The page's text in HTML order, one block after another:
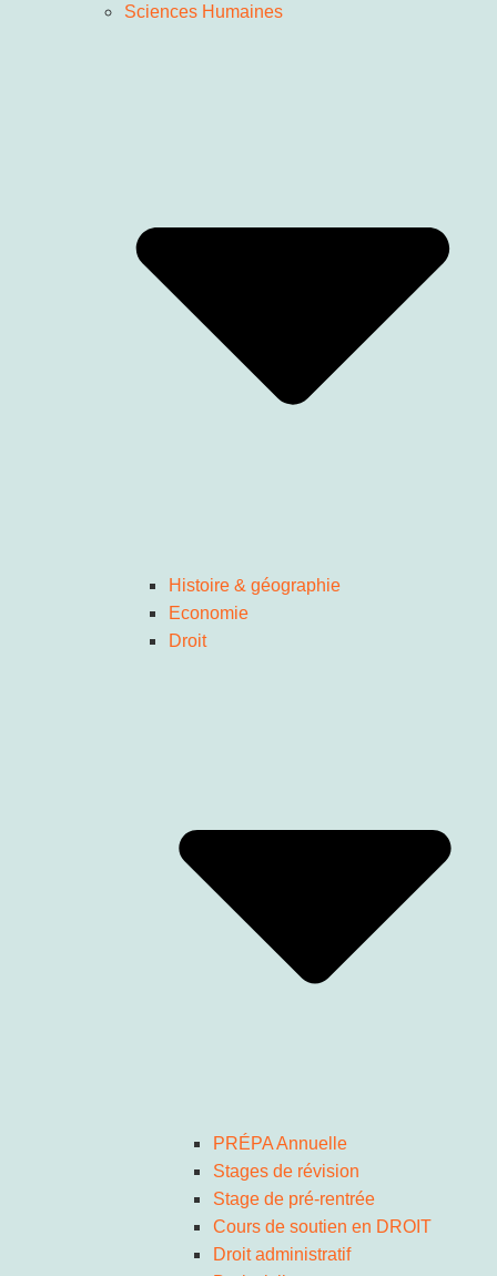
Sciences Humaines
Histoire & géographie
Economie
Droit
PRÉPA Annuelle
Stages de révision
Stage de pré-rentrée
Cours de soutien en DROIT
Droit administratif